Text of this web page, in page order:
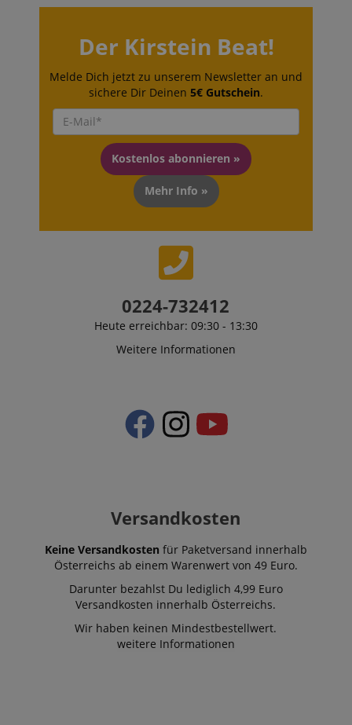
Der Kirstein Beat!
Melde Dich jetzt zu unserem Newsletter an und
sichere Dir Deinen 5€ Gutschein.
Kostenlos abonnieren »
Mehr Info »
0224-732412
Heute erreichbar: 09:30 - 13:30
Weitere Informationen
Versandkosten
Keine Versandkosten für Paketversand innerhalb
Österreichs ab einem Warenwert von 49 Euro.
Darunter bezahlst Du lediglich 4,99 Euro
Versandkosten innerhalb Österreichs.
Wir haben keinen Mindestbestellwert.
weitere Informationen